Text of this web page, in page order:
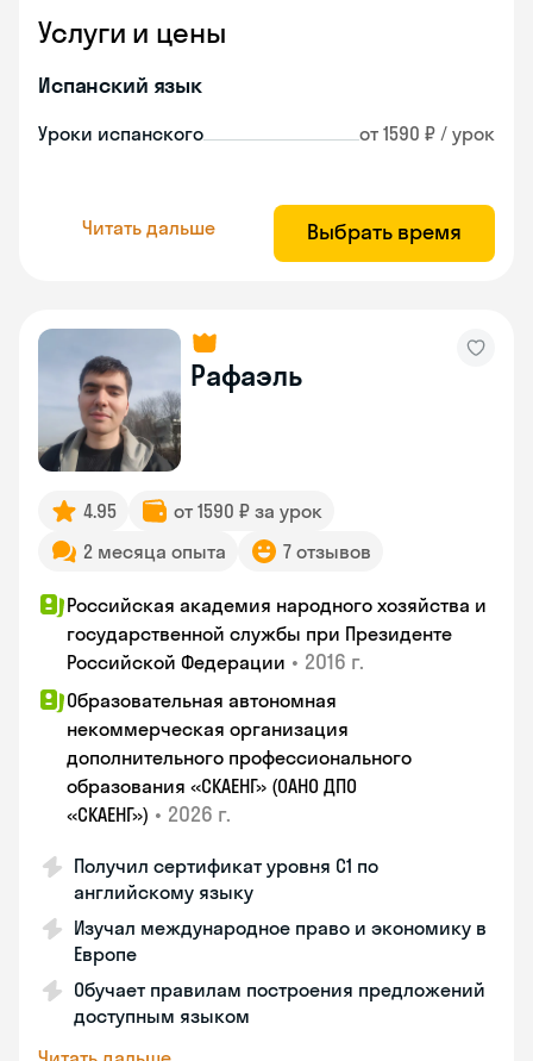
Услуги и цены
Испанский язык
Уроки испанского от 1590 ₽ / урок
Читать дальше Выбрать время
Рафаэль
4.95
от 1590 ₽ за урок
2 месяца опыта
7 отзывов
Российская академия народного хозяйства и
государственной службы при Президенте
Российской Федерации • 2016 г.
Образовательная автономная
некоммерческая организация
дополнительного профессионального
образования «СКАЕНГ» (ОАНО ДПО
«СКАЕНГ») • 2026 г.
Получил сертификат уровня С1 по
английскому языку
Изучал международное право и экономику в
Европе
Обучает правилам построения предложений
доступным языком